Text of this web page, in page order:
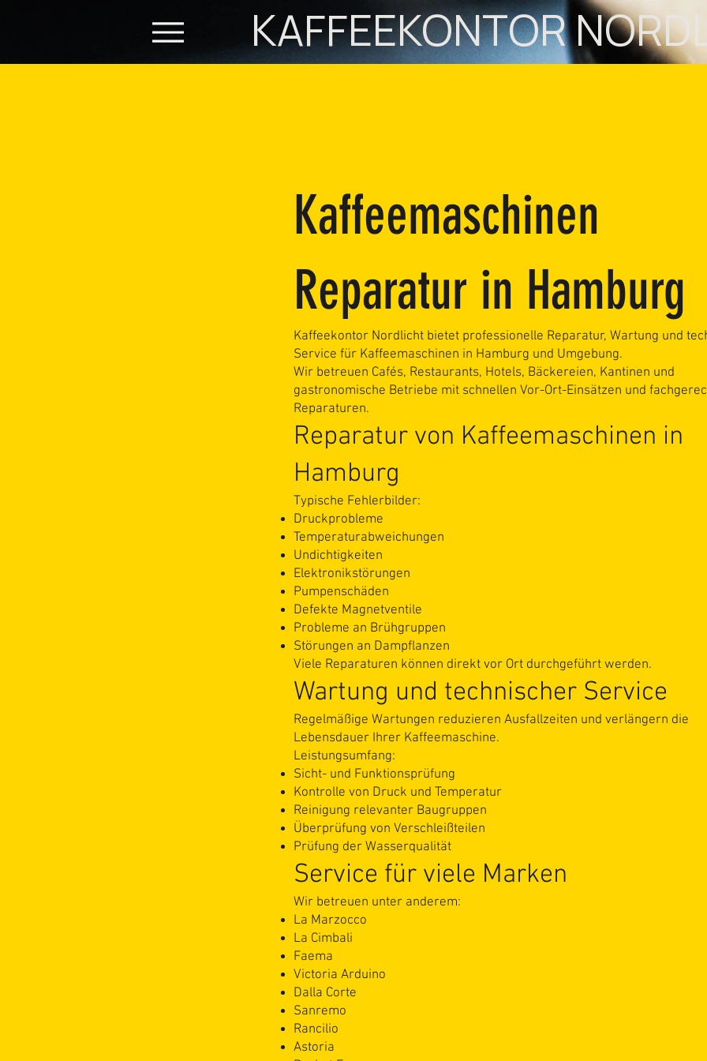
KAFFEEKONTOR
Kaffeemaschinen
Reparatur in Hamburg
Kaffeekontor Nordlicht bietet professionelle Reparatur, Wartung und
Service für Kaffeemaschinen in Hamburg und Umgebung.
Wir betreuen Cafés, Restaurants, Hotels, Bäckereien, Kantinen und
gastronomische Betriebe mit schnellen Vor-Ort-Einsätzen und
Reparaturen.
Reparatur von Kaffeemaschinen in
Hamburg
Typische Fehlerbilder:
Druckprobleme
Temperaturabweichungen
Undichtigkeiten
Elektronikstörungen
Pumpenschäden
Defekte Magnetventile
Probleme an Brühgruppen
Störungen an Dampflanzen
Viele Reparaturen können direkt vor Ort durchgeführt werden.
Wartung und technischer Service
Regelmäßige Wartungen reduzieren Ausfallzeiten und verlängern die
Lebensdauer Ihrer Kaffeemaschine.
Leistungsumfang:
Sicht- und Funktionsprüfung
Kontrolle von Druck und Temperatur
Reinigung relevanter Baugruppen
Überprüfung von Verschleißteilen
Prüfung der Wasserqualität
Service für viele Marken
Wir betreuen unter anderem:
La Marzocco
La Cimbali
Faema
Victoria Arduino
Dalla Corte
Sanremo
Rancilio
Astoria